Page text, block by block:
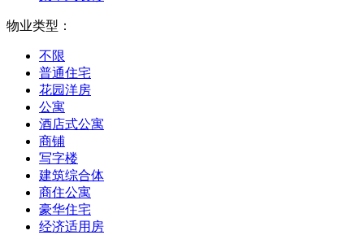
物业类型：
不限
普通住宅
花园洋房
公寓
酒店式公寓
商铺
写字楼
建筑综合体
商住公寓
豪华住宅
经济适用房